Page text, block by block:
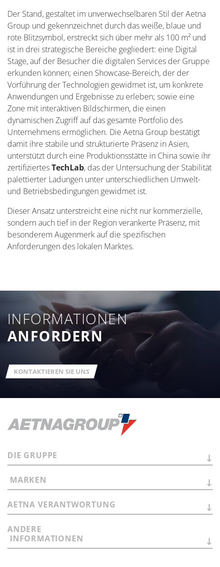
Der Stand, gestaltet im unverwechselbaren Stil der Aetna
Group und gekennzeichnet durch das weiße, blaue und
rote Blitzsymbol, erstreckt sich über mehr als 100 m² und
ist in drei strategische Bereiche gegliedert: eine Digital
Stage, auf der Besucher die digitalen Services der Gruppe
erkunden können; einen Showcase-Bereich, der der
Vorführung der Technologien gewidmet ist, um konkrete
Anwendungen und Ergebnisse zu erleben; sowie eine
Zone mit interaktiven Bildschirmen, die einen
dynamischen Zugriff auf das gesamte Portfolio des
Unternehmens ermöglichen. Die Aetna Group bestätigt
damit ihre stabile und strukturierte Präsenz in Asien,
unterstützt durch eine Produktionsstätte in China sowie ihr
zertifiziertesTechLab, das der Untersuchung der Stabilität
palettierter Ladungen unter unterschiedlichen Umwelt-
und Betriebsbedingungen gewidmet ist.
Dieser Ansatz unterstreicht eine nicht nur kommerzielle,
sondern auch tief in der Region verankerte Präsenz, mit
besonderem Augenmerk auf die spezifischen
Anforderungen des lokalen Marktes.
INFORMATIONEN
ANFORDERN
KONTAKTIEREN SIE UNS
DIE GRUPPE
MARKEN
AETNA VERANTWORTUNG
ANDERE
INFORMATIONEN